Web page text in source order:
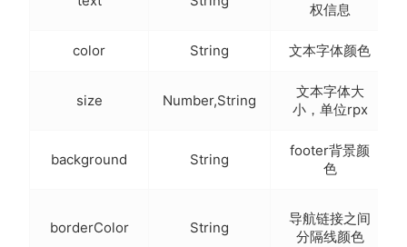
权信息
color String 文本字体颜色
size Number,String
文本字体大
小，单位rpx
background String
footer背景颜
色
borderColor String
导航链接之间
分隔线颜色